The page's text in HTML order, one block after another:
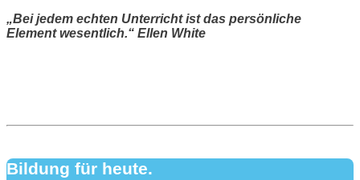
„Bei jedem echten Unterricht ist das persönliche
Element wesentlich.“ Ellen White
Bildung für heute.